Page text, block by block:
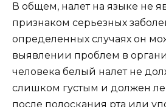
В общем, налет на языке не
признаком серьезных
определенных случаях он
выявлении проблем в
человека белый налет не
слишком густым и должен
после полоскания рта или